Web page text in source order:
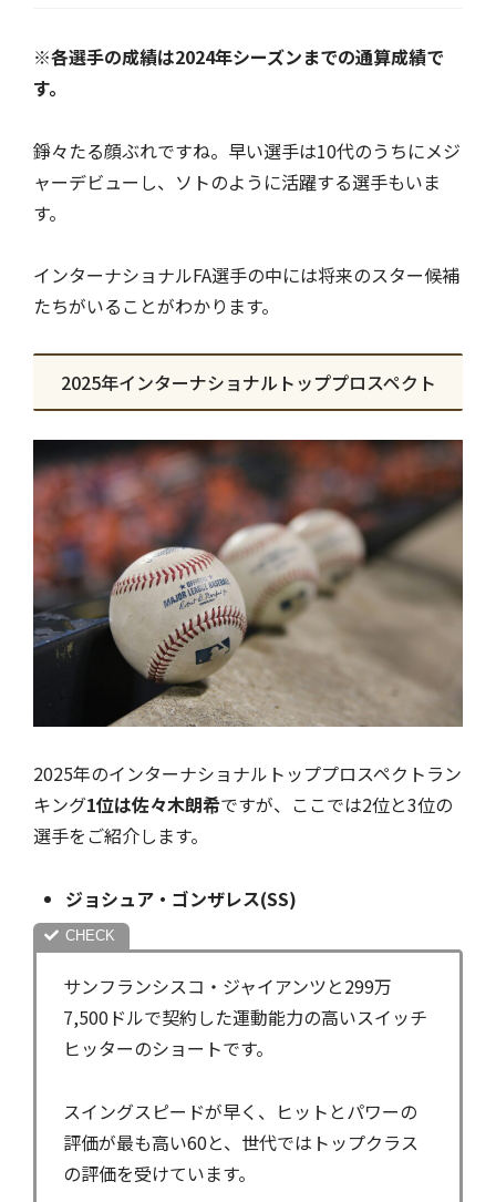
※各選手の成績は2024年シーズンまでの通算成績で
す。
錚々たる顔ぶれですね。早い選手は10代のうちにメジ
ャーデビューし、ソトのように活躍する選手もいま
す。
インターナショナルFA選手の中には将来のスター候補
たちがいることがわかります。
2025年インターナショナルトッププロスペクト
2025年のインターナショナルトッププロスペクトラン
キング1位は佐々木朗希ですが、ここでは2位と3位の
選手をご紹介します。
ジョシュア・ゴンザレス(SS)
サンフランシスコ・ジャイアンツと299万
7,500ドルで契約した運動能力の高いスイッチ
ヒッターのショートです。
スイングスピードが早く、ヒットとパワーの
評価が最も高い60と、世代ではトップクラス
の評価を受けています。